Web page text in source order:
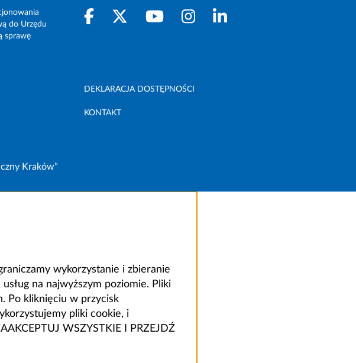
do Urzędu
sprawę
DEKLARACJA DOSTĘPNOŚCI
KONTAKT
Kraków”
wykorzystanie i zbieranie
na najwyższym poziomie. Pliki
Po kliknięciu w przycisk
pliki cookie, i
WSZYSTKIE I PRZEJDŹ